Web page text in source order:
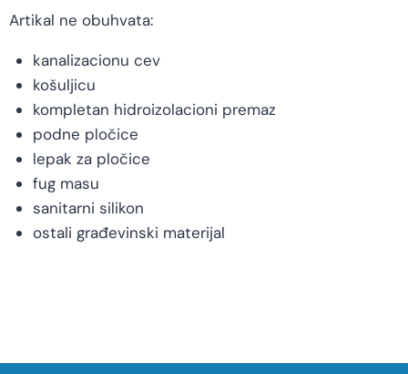
Artikal ne obuhvata:
kanalizacionu cev
košuljicu
kompletan hidroizolacioni premaz
podne pločice
lepak za pločice
fug masu
sanitarni silikon
ostali građevinski materijal